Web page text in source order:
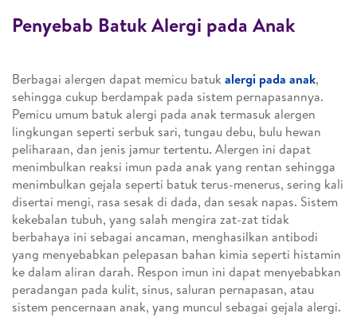
Penyebab Batuk Alergi pada Anak
Berbagai alergen dapat memicu batukalergi pada anak,
sehingga cukup berdampak pada sistem pernapasannya.
Pemicu umum batuk alergi pada anak termasuk alergen
lingkungan seperti serbuk sari, tungau debu, bulu hewan
peliharaan, dan jenis jamur tertentu. Alergen ini dapat
menimbulkan reaksi imun pada anak yang rentan sehingga
menimbulkan gejala seperti batuk terus-menerus, sering kali
disertai mengi, rasa sesak di dada, dan sesak napas. Sistem
kekebalan tubuh, yang salah mengira zat-zat tidak
berbahaya ini sebagai ancaman, menghasilkan antibodi
yang menyebabkan pelepasan bahan kimia seperti histamin
ke dalam aliran darah. Respon imun ini dapat menyebabkan
peradangan pada kulit, sinus, saluran pernapasan, atau
sistem pencernaan anak, yang muncul sebagai gejala alergi.